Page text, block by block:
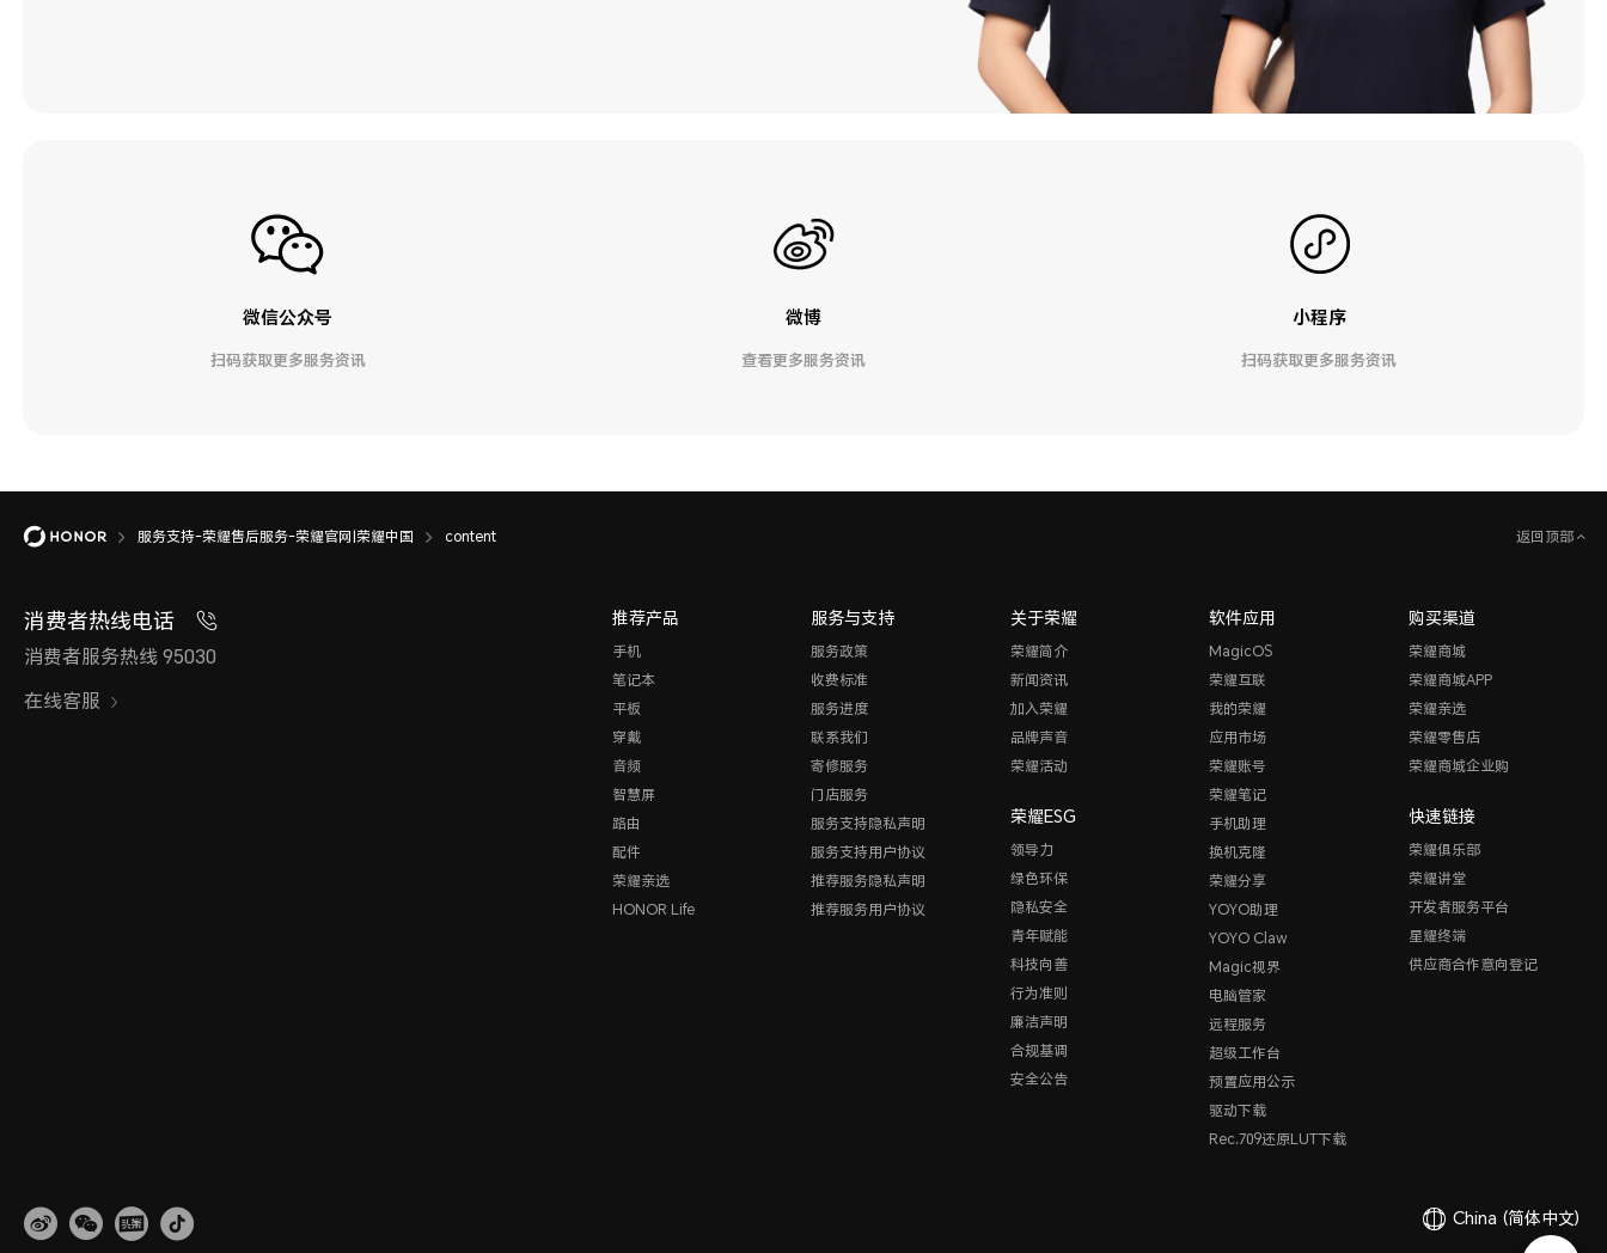
微信公众号
扫码获取更多服务资讯
微博
查看更多服务资讯
小程序
扫码获取更多服务资讯
服务支持-荣耀售后服务-荣耀官网|荣耀中国 content 返回顶部
消费者热线电话
消费者服务热线 95030
在线客服
推荐产品
手机
笔记本
平板
穿戴
音频
智慧屏
路由
配件
荣耀亲选
HONOR Life
服务与支持
服务政策
收费标准
服务进度
联系我们
寄修服务
门店服务
服务支持隐私声明
服务支持用户协议
推荐服务隐私声明
推荐服务用户协议
关于荣耀
荣耀简介
新闻资讯
加入荣耀
品牌声音
荣耀活动
荣耀ESG
领导力
绿色环保
隐私安全
青年赋能
科技向善
行为准则
廉洁声明
合规基调
安全公告
软件应用
MagicOS
荣耀互联
我的荣耀
应用市场
荣耀账号
荣耀笔记
手机助理
换机克隆
荣耀分享
YOYO助理
YOYO Claw
Magic视界
电脑管家
远程服务
超级工作台
预置应用公示
驱动下载
Rec.709还原LUT下载
购买渠道
荣耀商城
荣耀商城APP
荣耀亲选
荣耀零售店
荣耀商城企业购
快速链接
荣耀俱乐部
荣耀讲堂
开发者服务平台
星耀终端
供应商合作意向登记
China (简体中文)